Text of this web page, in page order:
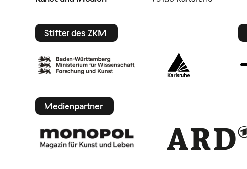
Stifter des ZKM
Medienpartner